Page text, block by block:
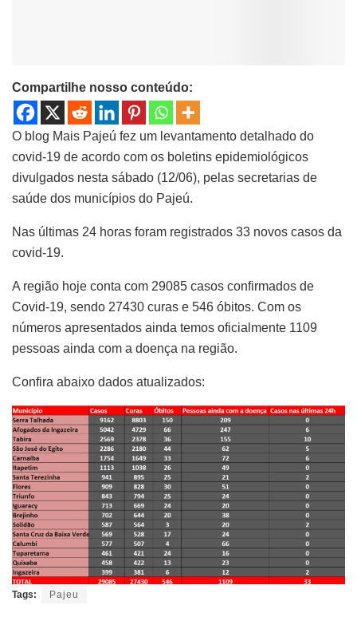
Compartilhe nosso conteúdo:
O blog Mais Pajeú fez um levantamento detalhado do
covid-19 de acordo com os boletins epidemiológicos
divulgados nesta sábado (12/06), pelas secretarias de
saúde dos municípios do Pajeú.
Nas últimas 24 horas foram registrados 33 novos casos da
covid-19.
A região hoje conta com 29085 casos confirmados de
Covid-19, sendo 27430 curas e 546 óbitos. Com os
números apresentados ainda temos oficialmente 1109
pessoas ainda com a doença na região.
Confira abaixo dados atualizados:
Tags: Pajeu